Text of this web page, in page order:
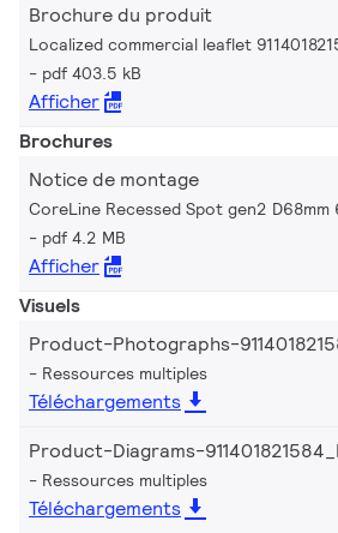
Brochure du produit
Localized commercial leaflet
pdf 403.5 kB
Afficher
Brochures
Notice de montage
CoreLine Recessed Spot gen2
pdf 4.2 MB
Afficher
Visuels
Product-Photographs-
Ressources multiples
Téléchargements
Product-Diagrams-
Ressources multiples
Téléchargements